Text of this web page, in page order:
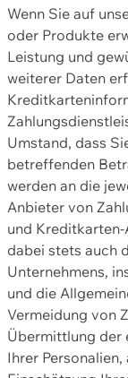
Wenn Sie auf
oder Produkte
Leistung und
weiterer Daten
Umstand, dass
betreffenden
werden an die
Anbieter von
und
dabei stets auch
Unternehmens,
und die
Vermeidung von
Übermittlung der
Ihrer